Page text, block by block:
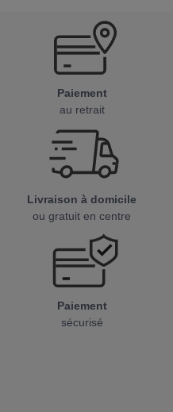
Paiement
au retrait
Livraison à domicile
ou gratuit en centre
Paiement
sécurisé